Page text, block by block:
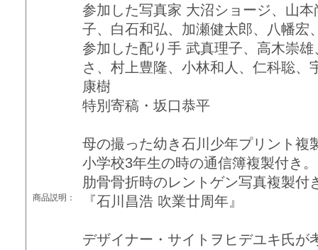
参加した写真家 大沼ショージ、山
子、白石和弘、加瀬健太郎、八幡宏
参加した配り手 武真理子、高木崇
さ、村上豊隆、小林和人、仁科聡
康樹
特別寄稿・坂口恭平
母の撮った幼き石川少年プリント複
小学校3年生の時の通信簿複製付き。
肋骨骨折時のレントゲン写真複製付
商品説明： 『石川昌浩 吹業廿周年』
デザイナー・サイトヲヒデユキ氏が